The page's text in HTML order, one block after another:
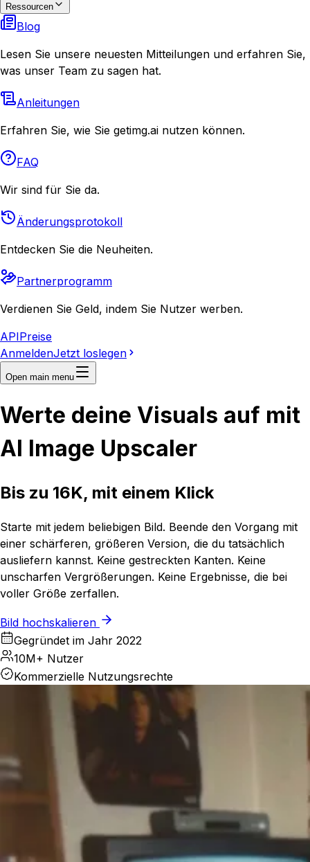
Ressourcen
Blog
Lesen Sie unsere neuesten Mitteilungen und erfahren Sie,
was unser Team zu sagen hat.
Anleitungen
Erfahren Sie, wie Sie getimg.ai nutzen können.
FAQ
Wir sind für Sie da.
Änderungsprotokoll
Entdecken Sie die Neuheiten.
Partnerprogramm
Verdienen Sie Geld, indem Sie Nutzer werben.
APIPreise
AnmeldenJetzt loslegen
Open main menu
Werte deine Visuals auf mit
AI Image Upscaler
Bis zu 16K, mit einem Klick
Starte mit jedem beliebigen Bild. Beende den Vorgang mit
einer schärferen, größeren Version, die du tatsächlich
ausliefern kannst. Keine gestreckten Kanten. Keine
unscharfen Vergrößerungen. Keine Ergebnisse, die bei
voller Größe zerfallen.
Bild hochskalieren
Gegründet im Jahr 2022
10M+ Nutzer
Kommerzielle Nutzungsrechte